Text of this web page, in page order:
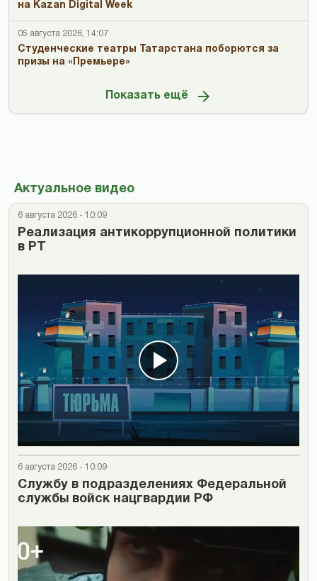
на Kazan Digital Week
05 августа 2026, 14:07
Студенческие театры Татарстана поборются за
призы на «Премьере»
Показать ещё
Актуальное видео
6 августа 2026 - 10:09
Реализация антикоррупционной политики
в РТ
6 августа 2026 - 10:09
Cлужбу в подразделениях Федеральной
службы войск нацгвардии РФ